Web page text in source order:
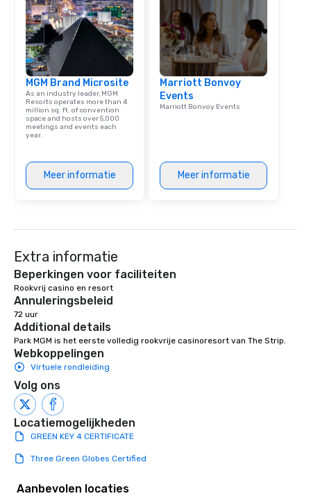
Las Vegas, Chicago,
New Orleans, we
local expertise, and
ground support to
life.
MGM Brand Microsite
As an industry leader, MGM
Resorts operates more than 4
million sq. ft. of convention
space and hosts over 5,000
meetings and events each
year.
Meer informatie
Marriott Bonvoy
Events
Marriott Bonvoy Events
Meer informatie
Extra informatie
Beperkingen voor faciliteiten
Rookvrij casino en resort
Annuleringsbeleid
72 uur
Additional details
Park MGM is het eerste volledig rookvrije casinoresort van The Strip.
Webkoppelingen
Virtuele rondleiding
Volg ons
Locatiemogelijkheden
GREEN KEY 4 CERTIFICATE
Three Green Globes Certified
Aanbevolen locaties